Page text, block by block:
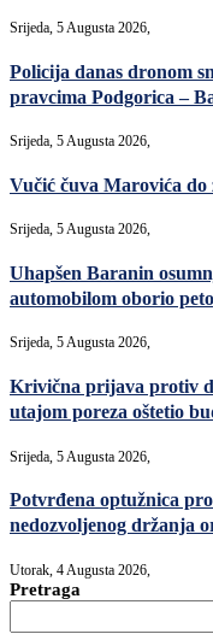
Srijeda, 5 Augusta 2026,
Policija danas dronom
pravcima Podgorica –
Srijeda, 5 Augusta 2026,
Vučić čuva Marovića do
Srijeda, 5 Augusta 2026,
Uhapšen Baranin
automobilom oborio
Srijeda, 5 Augusta 2026,
Krivična prijava protiv
utajom poreza oštetio
Srijeda, 5 Augusta 2026,
Potvrđena optužnica
nedozvoljenog držanja
Utorak, 4 Augusta 2026,
Pretraga